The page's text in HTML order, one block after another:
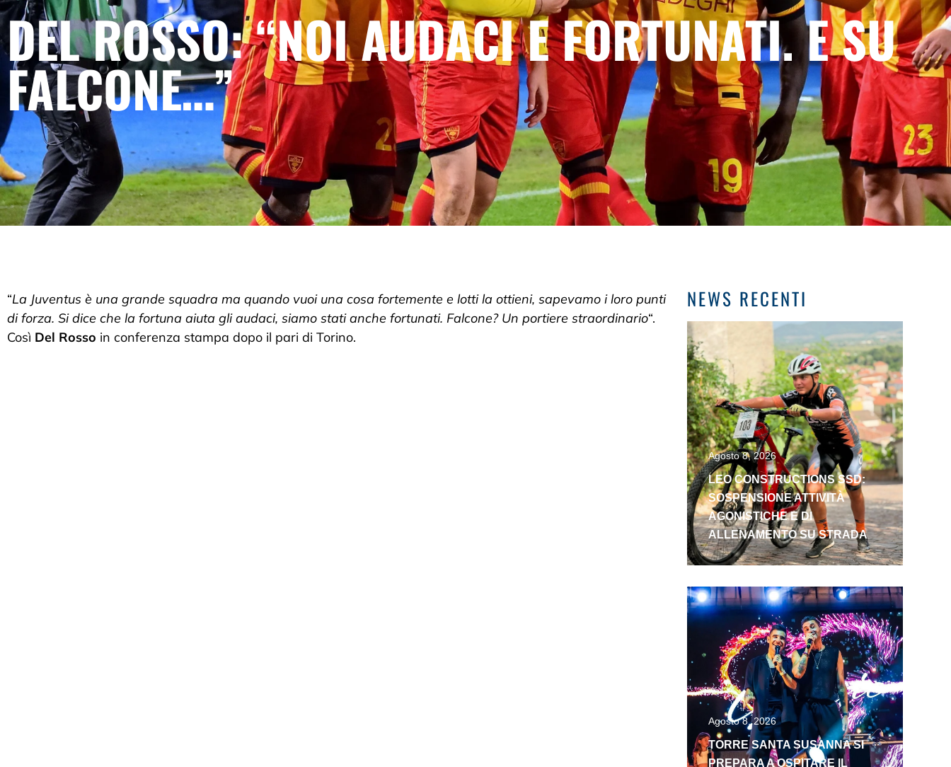
DEL ROSSO: “NOI AUDACI E FORTUNATI. E SU
FALCONE…”
“La Juventus è una grande squadra ma quando vuoi una cosa fortemente e lotti la ottieni, sapevamo i loro punti
di forza. Si dice che la fortuna aiuta gli audaci, siamo stati anche fortunati. Falcone? Un portiere straordinario“.
Così Del Rosso in conferenza stampa dopo il pari di Torino.
NEWS RECENTI
Agosto 8, 2026
LEO CONSTRUCTIONS SSD:
SOSPENSIONE ATTIVITÀ
AGONISTICHE E DI
ALLENAMENTO SU STRADA
Agosto 8, 2026
TORRE SANTA SUSANNA SI
PREPARA A OSPITARE IL